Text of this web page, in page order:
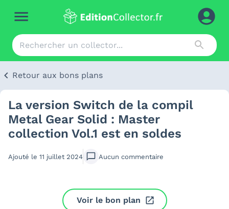
Retour aux bons plans
La version Switch de la compil
Metal Gear Solid : Master
collection Vol.1 est en soldes
Ajouté le 11 juillet 2024 Aucun commentaire
Voir le bon plan